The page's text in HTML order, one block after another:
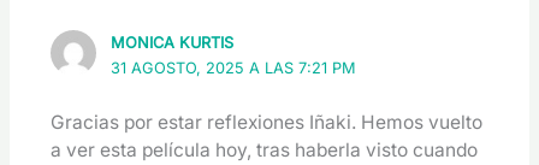
MONICA KURTIS
31 AGOSTO, 2025 A LAS 7:21 PM
Gracias por estar reflexiones Iñaki. Hemos vuelto
a ver esta película hoy, tras haberla visto cuando